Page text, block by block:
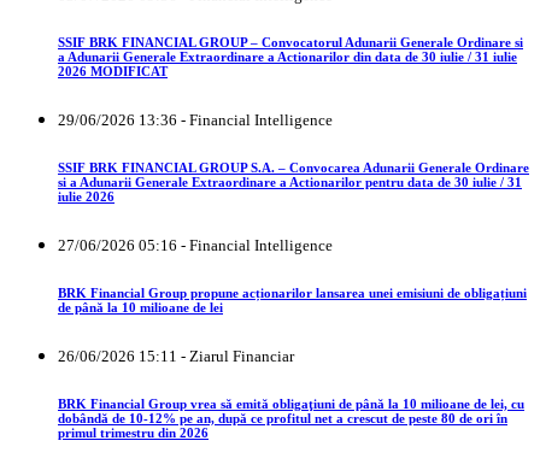
SSIF BRK FINANCIAL GROUP – Convocatorul Adunarii Generale Ordinare si
a Adunarii Generale Extraordinare a Actionarilor din data de 30 iulie / 31 iulie
2026 MODIFICAT
29/06/2026 13:36 - Financial Intelligence
SSIF BRK FINANCIAL GROUP S.A. – Convocarea Adunarii Generale Ordinare
si a Adunarii Generale Extraordinare a Actionarilor pentru data de 30 iulie / 31
iulie 2026
27/06/2026 05:16 - Financial Intelligence
BRK Financial Group propune acționarilor lansarea unei emisiuni de obligațiuni
de până la 10 milioane de lei
26/06/2026 15:11 - Ziarul Financiar
BRK Financial Group vrea să emită obligaţiuni de până la 10 milioane de lei, cu
dobândă de 10-12% pe an, după ce profitul net a crescut de peste 80 de ori în
primul trimestru din 2026